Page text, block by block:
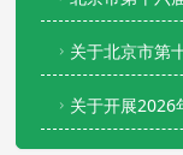
关于开展2026